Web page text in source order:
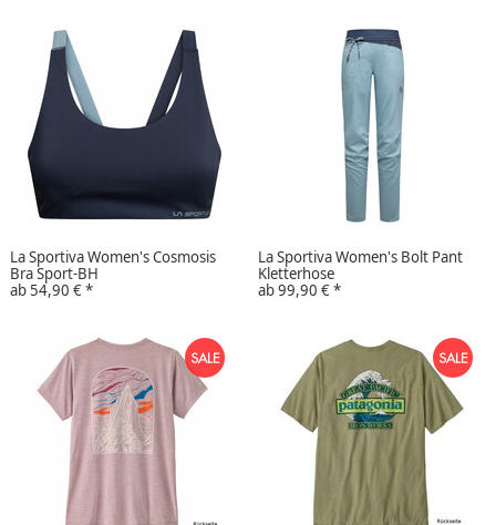
La Sportiva Women's Cosmosis
Bra Sport-BH
ab54,90 €*
La Sportiva Women's Bolt Pant
Kletterhose
ab99,90 €*